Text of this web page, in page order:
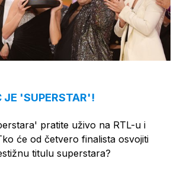
JE 'SUPERSTAR'!
pratite uživo na RTL-u i
će od četvero finalista osvojiti
titulu superstara?